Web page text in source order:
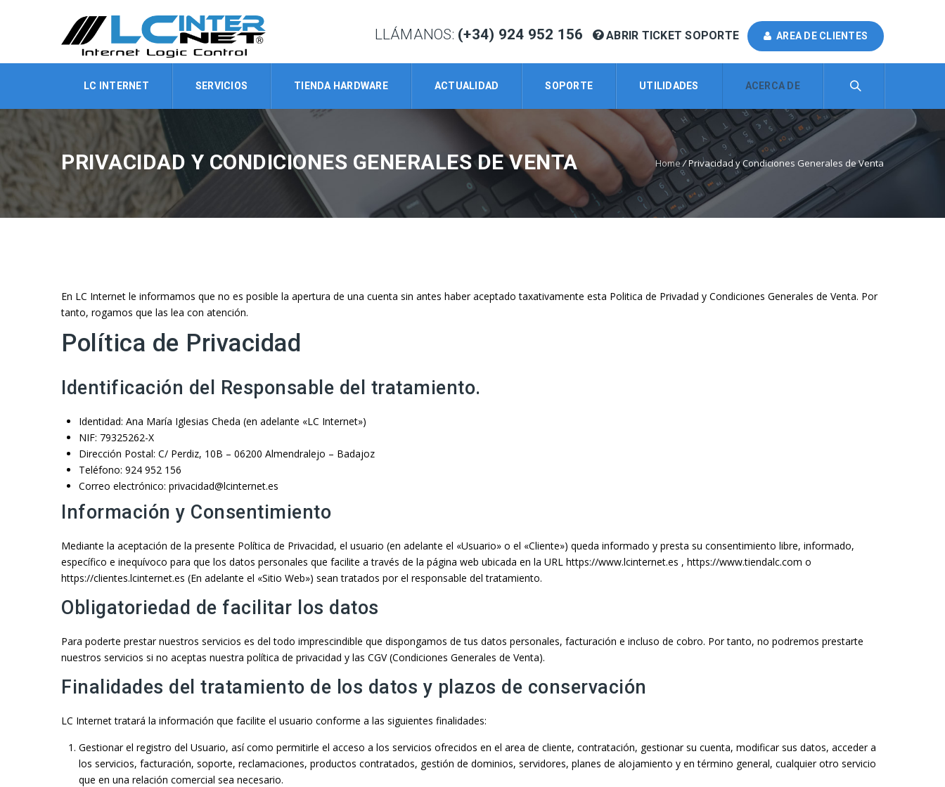
LLÁMANOS: (+34) 924 952 156 ABRIR TICKET SOPORTE AREA DE CLIENTES
LC INTERNET SERVICIOS TIENDA HARDWARE ACTUALIDAD SOPORTE UTILIDADES ACERCA DE
PRIVACIDAD Y CONDICIONES GENERALES DE VENTA Home/Privacidad y Condiciones Generales de Venta
En LC Internet le informamos que no es posible la apertura de una cuenta sin antes haber aceptado taxativamente esta Politica de Privadad y Condiciones Generales de Venta. Por
tanto, rogamos que las lea con atención.
Política de Privacidad
Identificación del Responsable del tratamiento.
Identidad: Ana María Iglesias Cheda (en adelante «LC Internet»)
NIF: 79325262-X
Dirección Postal: C/ Perdiz, 10B – 06200 Almendralejo – Badajoz
Teléfono: 924 952 156
Correo electrónico: privacidad@lcinternet.es
Información y Consentimiento
Mediante la aceptación de la presente Política de Privacidad, el usuario (en adelante el «Usuario» o el «Cliente») queda informado y presta su consentimiento libre, informado,
específico e inequívoco para que los datos personales que facilite a través de la página web ubicada en la URL https://www.lcinternet.es , https://www.tiendalc.com o
https://clientes.lcinternet.es (En adelante el «Sitio Web») sean tratados por el responsable del tratamiento.
Obligatoriedad de facilitar los datos
Para poderte prestar nuestros servicios es del todo imprescindible que dispongamos de tus datos personales, facturación e incluso de cobro. Por tanto, no podremos prestarte
nuestros servicios si no aceptas nuestra política de privacidad y las CGV (Condiciones Generales de Venta).
Finalidades del tratamiento de los datos y plazos de conservación
LC Internet tratará la información que facilite el usuario conforme a las siguientes finalidades:
Gestionar el registro del Usuario, así como permitirle el acceso a los servicios ofrecidos en el area de cliente, contratación, gestionar su cuenta, modificar sus datos, acceder a
los servicios, facturación, soporte, reclamaciones, productos contratados, gestión de dominios, servidores, planes de alojamiento y en término general, cualquier otro servicio
que en una relación comercial sea necesario.